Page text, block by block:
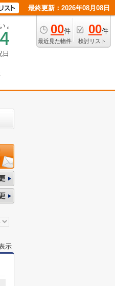
最終更新：2026年08月08日
00件
最近見た物件
00件
検討リスト
日
示